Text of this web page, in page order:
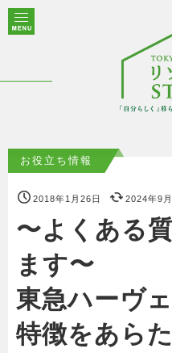
2018年1月26日 2024年9月
〜よくある
ます〜
東急ハーヴ
特徴をあら
お役立ち情報